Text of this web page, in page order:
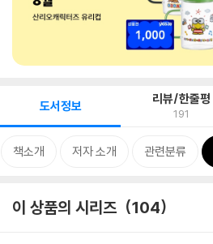
도서정보 리뷰/한줄평
191
책소개 저자 소개 관련분류
이 상품의 시리즈 104